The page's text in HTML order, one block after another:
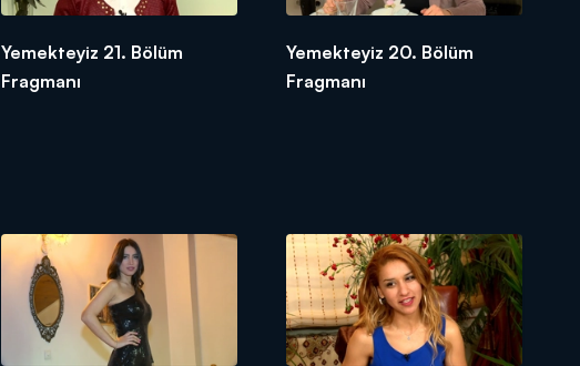
Yemekteyiz 21. Bölüm
Fragmanı
Yemekteyiz 20. Bölüm
Fragmanı